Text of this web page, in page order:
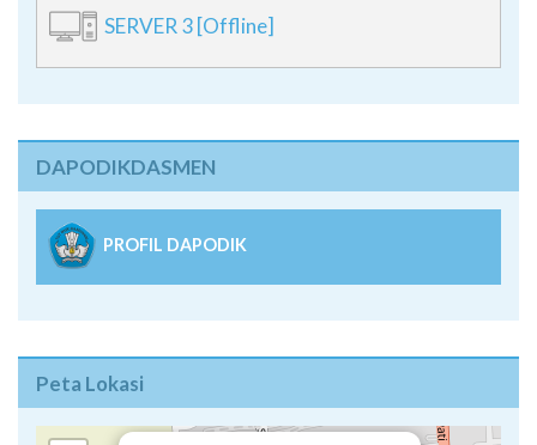
SERVER 3 [Offline]
DAPODIKDASMEN
PROFIL DAPODIK
Peta Lokasi